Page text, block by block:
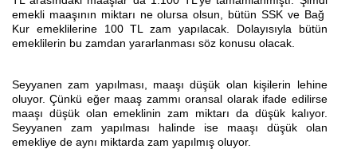
emekli maaşının miktarı ne olursa olsun, bütün SSK ve Bağ
Kur emeklilerine 100 TL zam yapılacak. Dolayısıyla bütün
emeklilerin bu zamdan yararlanması söz konusu olacak.
Seyyanen zam yapılması, maaşı düşük olan kişilerin lehine
oluyor. Çünkü eğer maaş zammı oransal olarak ifade edilirse
maaşı düşük olan emeklinin zam miktarı da düşük kalıyor.
Seyyanen zam yapılması halinde ise maaşı düşük olan
emekliye de aynı miktarda zam yapılmış oluyor.